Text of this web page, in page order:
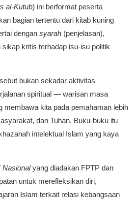
al-Kutub) ini berformat peserta
bagian tertentu dari kitab kuning
dengan syarah (penjelasan),
kritis terhadap isu-isu politik
bukan sekadar aktivitas
spiritual — warisan masa
kita pada pemahaman lebih
dan Tuhan. Buku-buku itu
intelektual Islam yang kaya
Nasionalyang diadakan FPTP dan
untuk merefleksikan diri,
Islam terkait relasi kebangsaan